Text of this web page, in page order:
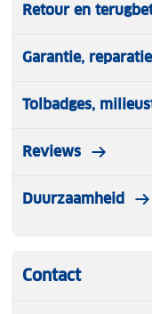
Retour en
Garantie,
Tolbadges,
Reviews
Duurzaamheid
Contact